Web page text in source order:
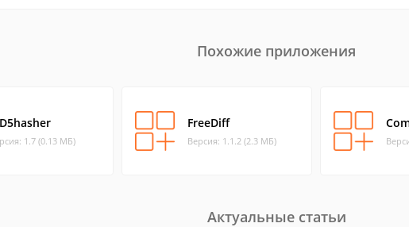
Похожие приложения
1.7 (0.13 МБ)
FreeDiff
Версия: 1.1.2 (2.3 МБ)
Актуальные статьи